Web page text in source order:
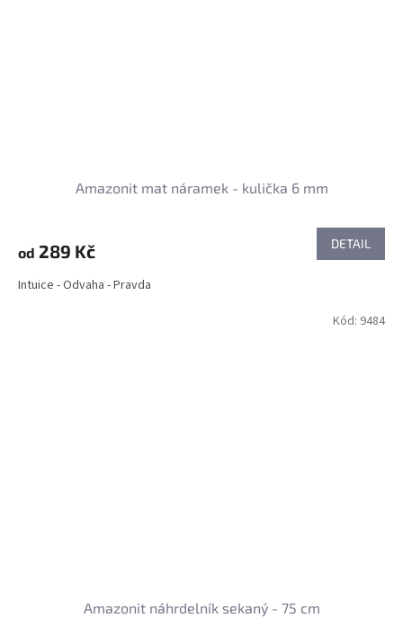
Amazonit mat náramek - kulička 6 mm
od 289 Kč DETAIL
Intuice - Odvaha - Pravda
Amazonit náhrdelník sekaný - 75 cm
Kód: 9484